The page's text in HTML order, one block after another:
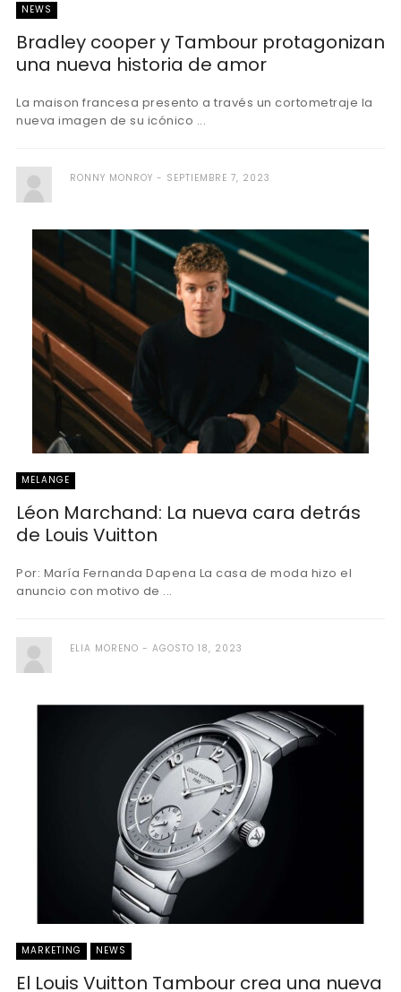
NEWS
Bradley cooper y Tambour protagonizan
una nueva historia de amor
La maison francesa presento a través un cortometraje la
nueva imagen de su icónico ...
RONNY MONROY SEPTIEMBRE 7, 2023
MELANGE
Léon Marchand: La nueva cara detrás
de Louis Vuitton
Por: María Fernanda Dapena La casa de moda hizo el
anuncio con motivo de ...
ELIA MORENO AGOSTO 18, 2023
MARKETING NEWS
El Louis Vuitton Tambour crea una nueva